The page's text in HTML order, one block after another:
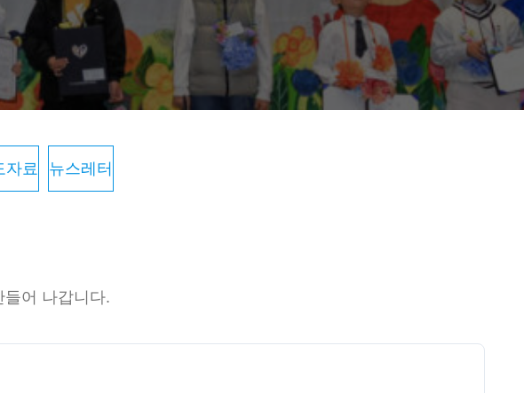
자료 뉴스레터
어 나갑니다.